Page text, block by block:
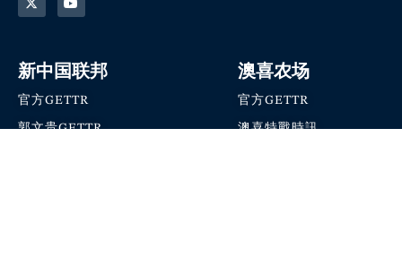
新中国联邦
官方GETTR
郭文贵GETTR
澳喜农场
官方GETTR
澳喜特戰時訊